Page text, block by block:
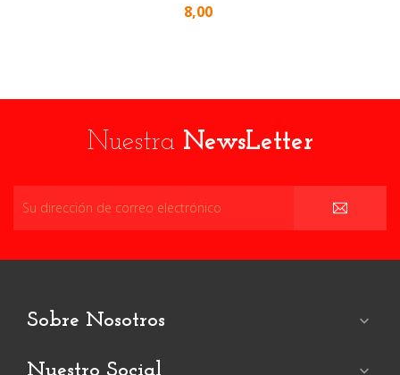
8,00
NuestraNewsLetter
Sobre Nosotros 
Nuestro Social 